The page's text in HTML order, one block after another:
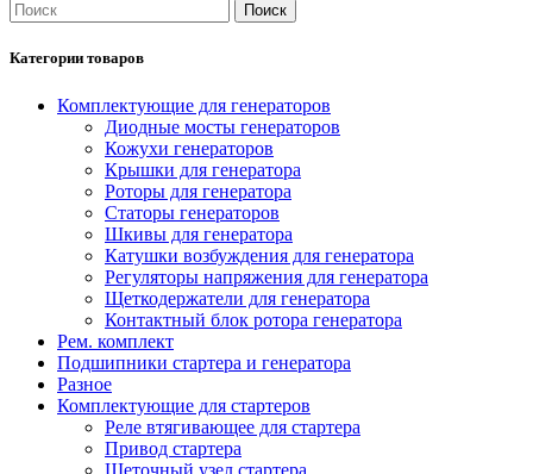
Поиск
Категории товаров
Комплектующие для генераторов
Диодные мосты генераторов
Кожухи генераторов
Крышки для генератора
Роторы для генератора
Статоры генераторов
Шкивы для генератора
Катушки возбуждения для генератора
Регуляторы напряжения для генератора
Щеткодержатели для генератора
Контактный блок ротора генератора
Рем. комплект
Подшипники стартера и генератора
Разное
Комплектующие для стартеров
Реле втягивающее для стартера
Привод стартера
Щеточный узел стартера